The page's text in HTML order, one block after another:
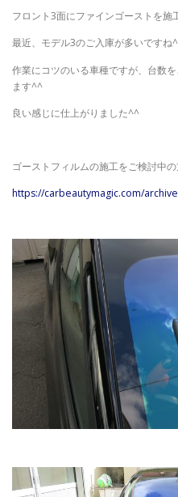
フロント3面にファインゴーストを施
最近、モデル3のご入庫が多いですね
作業にコツのいる車種ですが、台数
ます^^
良い感じに仕上がりました^^
ゴーストフィルムの施工をご検討中
https://carbeautymagic.com/